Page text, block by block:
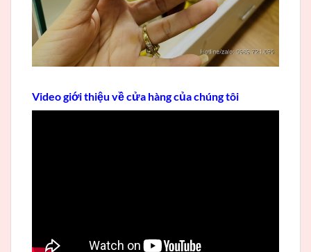
Video giới thiệu về cửa hàng của chúng tôi